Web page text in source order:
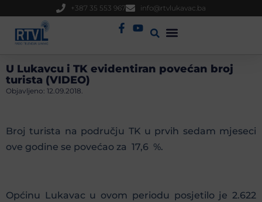
+387 35 553 967 info@rtvlukavac.ba
U Lukavcu i TK evidentiran povećan broj
turista (VIDEO)
Objavljeno: 12.09.2018.
Broj turista na području TK u prvih sedam mjeseci
ove godine se povećao za 17,6 %.
Općinu Lukavac u ovom periodu posjetilo je 2.622